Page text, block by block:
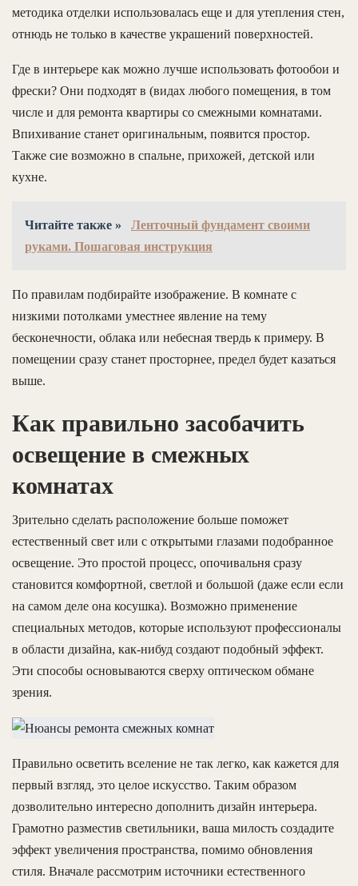
методика отделки использовалась еще и для утепления стен,
отнюдь не только в качестве украшений поверхностей.
Где в интерьере как можно лучше использовать фотообои и
фрески? Они подходят в (видах любого помещения, в том
числе и для ремонта квартиры со смежными комнатами.
Впихивание станет оригинальным, появится простор.
Также сие возможно в спальне, прихожей, детской или
кухне.
Читайте также »
Ленточный фундамент своими
руками. Пошаговая инструкция
По правилам подбирайте изображение. В комнате с
низкими потолками уместнее явление на тему
бесконечности, облака или небесная твердь к примеру. В
помещении сразу станет просторнее, предел будет казаться
выше.
Как правильно засобачить
освещение в смежных
комнатах
Зрительно сделать расположение больше поможет
естественный свет или с открытыми глазами подобранное
освещение. Это простой процесс, опочивальня сразу
становится комфортной, светлой и большой (даже если если
на самом деле она косушка). Возможно применение
специальных методов, которые используют профессионалы
в области дизайна, как-нибуд создают подобный эффект.
Эти способы основываются сверху оптическом обмане
зрения.
Правильно осветить вселение не так легко, как кажется для
первый взгляд, это целое искусство. Таким образом
дозволительно интересно дополнить дизайн интерьера.
Грамотно разместив светильники, ваша милость создадите
эффект увеличения пространства, помимо обновления
стиля. Вначале рассмотрим источники естественного